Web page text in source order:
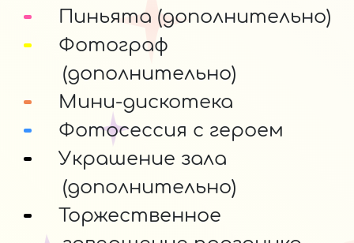
Пиньята (дополнительно)
Фотограф
(дополнительно)
Мини-дискотека
Фотосессия с героем
Украшение зала
(дополнительно)
Торжественное